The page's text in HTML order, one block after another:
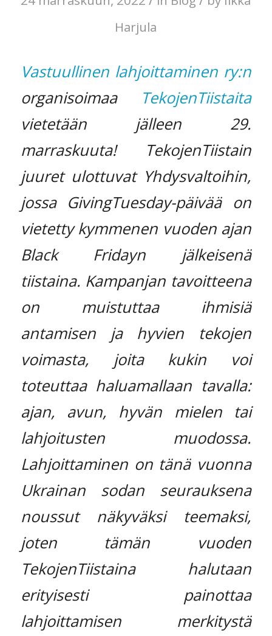
Harjula
Vastuullinen lahjoittaminen ry:n
organisoimaa
TekojenTiistaita
vietetään jälleen 29.
marraskuuta! TekojenTiistain
juuret ulottuvat Yhdysvaltoihin,
jossa GivingTuesday-päivää on
vietetty kymmenen vuoden ajan
Black Fridayn jälkeisenä
tiistaina. Kampanjan tavoitteena
on muistuttaa ihmisiä
antamisen ja hyvien tekojen
voimasta, joita kukin voi
toteuttaa haluamallaan tavalla:
ajan, avun, hyvän mielen tai
lahjoitusten muodossa.
Lahjoittaminen on tänä vuonna
Ukrainan sodan seurauksena
noussut näkyväksi teemaksi,
joten tämän vuoden
TekojenTiistaina halutaan
erityisesti painottaa
lahjoittamisen merkitystä